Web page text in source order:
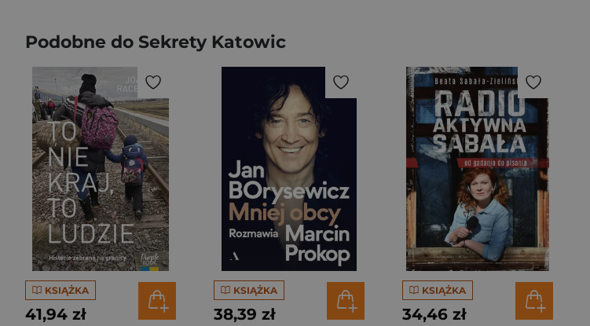
Podobne do Sekrety Katowic
KSIĄŻKA
41,94 zł
KSIĄŻKA
38,39 zł
KSIĄŻKA
34,46 zł